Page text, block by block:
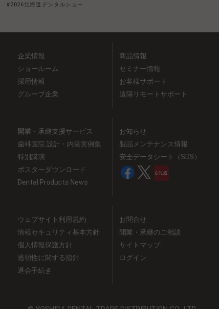
#2026北海道デンタルショー
企業情報
ショールーム
採用情報
グループ企業
商品情報
セミナー情報
お客様サポート
遠隔リモートサポート
開業・承継支援サービス
歯科医院 設計・内装実例集
特別講演
ポスターダウンロード
Dental Products News
お知らせ
製品メンテナンス情報
安全データシート（SDS）
ウェブサイト利用規約
情報セキュリティ基本方針
個人情報保護方針
透明性に関する指針
退会手続き
お問合せ
開業・承継のご相談
サイトマップ
ログイン